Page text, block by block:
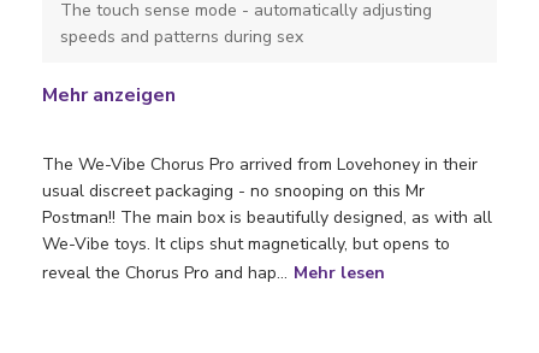
The We-Vibe Chorus Pro arrived from Lovehoney in their
usual discreet packaging - no snooping on this Mr
Postman!! The main box is beautifully designed, as with all
We-Vibe toys. It clips shut magnetically, but opens to
reveal the Chorus Pro and hap... Mehr lesen
The touch sense mode - automatically adjusting
speeds and patterns during sex
Mehr anzeigen